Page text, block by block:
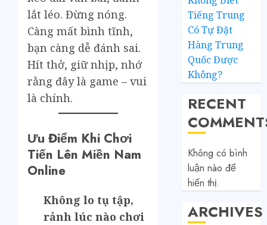
lắt léo. Đừng nóng.
Càng mất bình tĩnh,
bạn càng dễ đánh sai.
Hít thở, giữ nhịp, nhớ
rằng đây là game – vui
là chính.
Ưu Điểm Khi Chơi
Tiến Lên Miền Nam
Online
Không lo tụ tập,
rảnh lúc nào chơi
Tiếng Trung
Có Tự Đặt
Hàng Trung
Quốc Được
Không?
RECENT
Không có bình
luận nào để
hiển thị.
ARCHIVES